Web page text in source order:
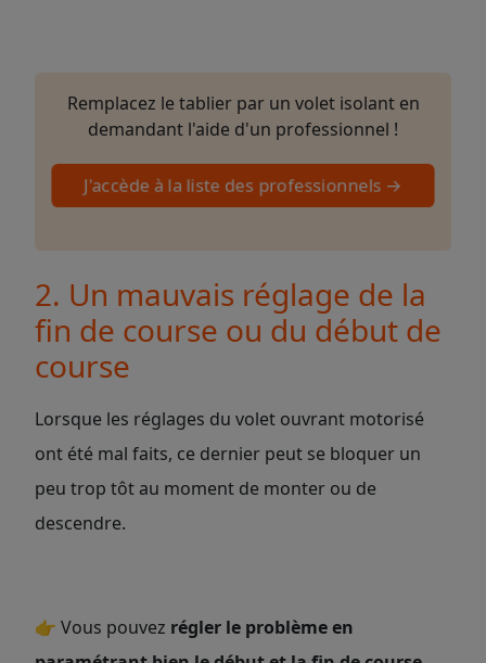
Remplacez le tablier par un volet isolant en
demandant l'aide d'un professionnel !
J'accède à la liste des professionnels →
2. Un mauvais réglage de la
fin de course ou du début de
course
Lorsque les réglages du volet ouvrant motorisé
ont été mal faits, ce dernier peut se bloquer un
peu trop tôt au moment de monter ou de
descendre.
👉 Vous pouvez régler le problème en